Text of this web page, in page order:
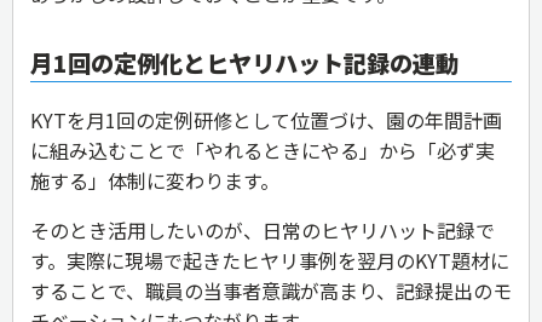
月1回の定例化とヒヤリハット記録の連動
KYTを月1回の定例研修として位置づけ、園の年間計画
に組み込むことで「やれるときにやる」から「必ず実
施する」体制に変わります。
そのとき活用したいのが、日常のヒヤリハット記録で
す。実際に現場で起きたヒヤリ事例を翌月のKYT題材に
することで、職員の当事者意識が高まり、記録提出のモ